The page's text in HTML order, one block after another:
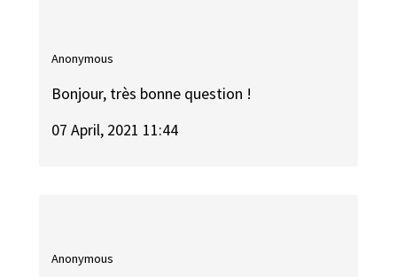
Anonymous
Bonjour, très bonne question !
07 April, 2021 11:44
Anonymous